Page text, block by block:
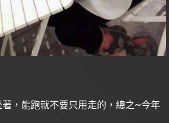
，能跑就不要只用走的，總之~今年